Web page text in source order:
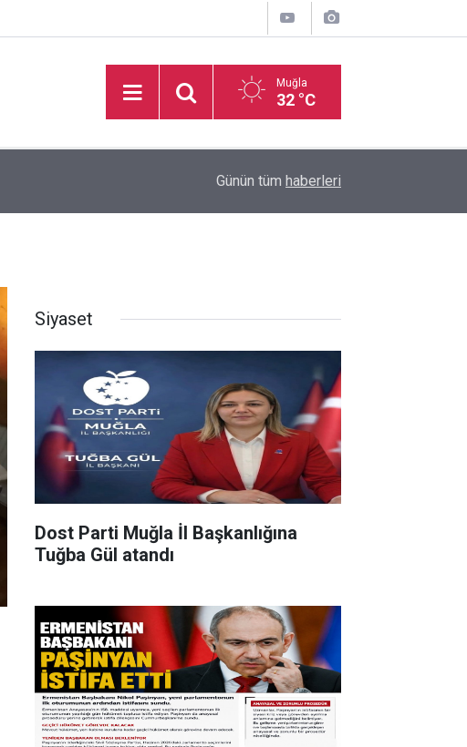
Muğla
32 °C
Pınaraltı Emekli Kafe hizmete açıldı
Günün tüm haberleri
Siyaset
Dost Parti Muğla İl Başkanlığına
Tuğba Gül atandı